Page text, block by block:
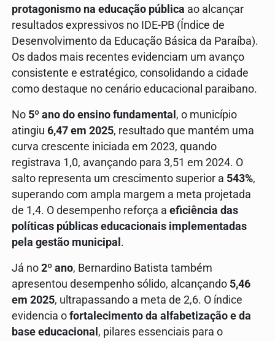
protagonismo na educação pública ao alcançar
resultados expressivos no IDE-PB (Índice de
Desenvolvimento da Educação Básica da Paraíba).
Os dados mais recentes evidenciam um avanço
consistente e estratégico, consolidando a cidade
como destaque no cenário educacional paraibano.
No 5º ano do ensino fundamental , o município
atingiu 6,47 em 2025, resultado que mantém uma
curva crescente iniciada em 2023, quando
registrava 1,0, avançando para 3,51 em 2024. O
salto representa um crescimento superior a 543%,
superando com ampla margem a meta projetada
de 1,4. O desempenho reforça a eficiência das
políticas públicas educacionais implementadas
pela gestão municipal .
Já no 2º ano, Bernardino Batista também
apresentou desempenho sólido, alcançando 5,46
em 2025, ultrapassando a meta de 2,6. O índice
evidencia o fortalecimento da alfabetização e da
base educacional , pilares essenciais para o